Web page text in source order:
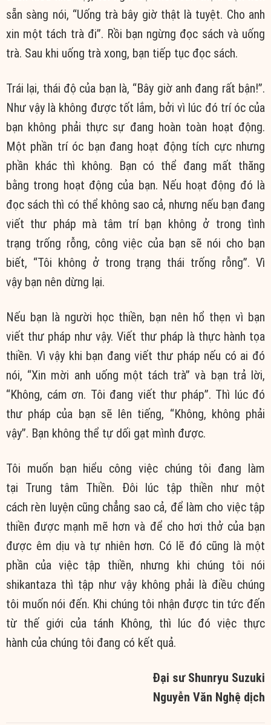
sẵn sàng nói, “Uống trà bây giờ thật là tuyệt. Cho anh
xin một tách trà đi”. Rồi bạn ngừng đọc sách và uống
trà. Sau khi uống trà xong, bạn tiếp tục đọc sách.
Trái lại, thái độ của bạn là, “Bây giờ anh đang rất bận!”.
Như vậy là không được tốt lắm, bởi vì lúc đó trí óc của
bạn không phải thực sự đang hoàn toàn hoạt động.
Một phần trí óc bạn đang hoạt động tích cực nhưng
phần khác thì không. Bạn có thể đang mất thăng
bằng trong hoạt động của bạn. Nếu hoạt động đó là
đọc sách thì có thể không sao cả, nhưng nếu bạn đang
viết thư pháp mà tâm trí bạn không ở trong tình
trạng trống rỗng, công việc của bạn sẽ nói cho bạn
biết, “Tôi không ở trong trạng thái trống rỗng”. Vì
vậy bạn nên dừng lại.
Nếu bạn là người học thiền, bạn nên hổ thẹn vì bạn
viết thư pháp như vậy. Viết thư pháp là thực hành tọa
thiền. Vì vậy khi bạn đang viết thư pháp nếu có ai đó
nói, “Xin mời anh uống một tách trà” và bạn trả lời,
“Không, cám ơn. Tôi đang viết thư pháp”. Thì lúc đó
thư pháp của bạn sẽ lên tiếng, “Không, không phải
vậy”. Bạn không thể tự dối gạt mình được.
Tôi muốn bạn hiểu công việc chúng tôi đang làm
tại Trung tâm Thiền. Đôi lúc tập thiền như một
cách rèn luyện cũng chẳng sao cả, để làm cho việc tập
thiền được mạnh mẽ hơn và để cho hơi thở của bạn
được êm dịu và tự nhiên hơn. Có lẽ đó cũng là một
phần của việc tập thiền, nhưng khi chúng tôi nói
shikantaza thì tập như vậy không phải là điều chúng
tôi muốn nói đến. Khi chúng tôi nhận được tin tức đến
từ thế giới của tánh Không, thì lúc đó việc thực
hành của chúng tôi đang có kết quả.
Đại sư Shunryu Suzuki
Nguyễn Văn Nghệ dịch